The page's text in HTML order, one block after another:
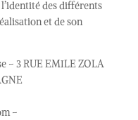
des différents
et de son
– 3 RUE EMILE ZOLA
–